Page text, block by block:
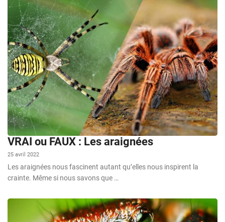
VRAI ou FAUX : Les araignées
25 avril 2022
Les araignées nous fascinent autant qu’elles nous inspirent la
crainte. Même si nous savons que …